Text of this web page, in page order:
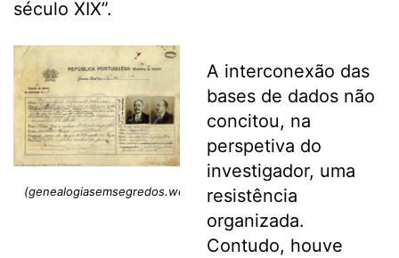
século XIX”.
(genealogiasemsegredos.weebly.com)
A interconexão das
bases de dados não
concitou, na
perspetiva do
investigador, uma
resistência
organizada.
Contudo, houve